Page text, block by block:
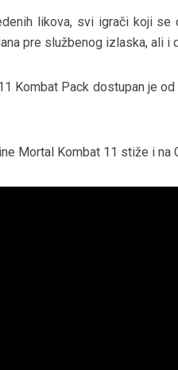
likova, svi igrači koji
pre službenog izlaska, ali
Kombat Pack dostupan je
Mortal Kombat 11 stiže i na